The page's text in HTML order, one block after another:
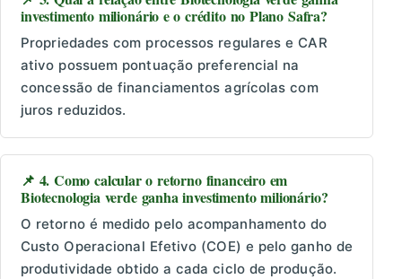
investimento milionário e o crédito no Plano Safra?
Propriedades com processos regulares e CAR
ativo possuem pontuação preferencial na
concessão de financiamentos agrícolas com
juros reduzidos.
📌 4. Como calcular o retorno financeiro em
Biotecnologia verde ganha investimento milionário?
O retorno é medido pelo acompanhamento do
Custo Operacional Efetivo (COE) e pelo ganho de
produtividade obtido a cada ciclo de produção.